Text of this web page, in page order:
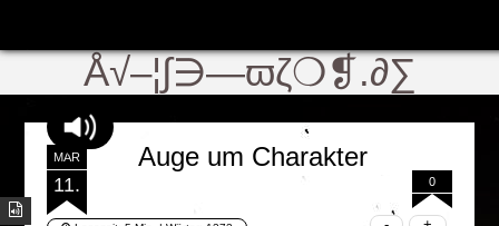
Å√–¦∫∋—ϖζ❍❡.∂∑
MÄR
11.
Auge um Charakter
0